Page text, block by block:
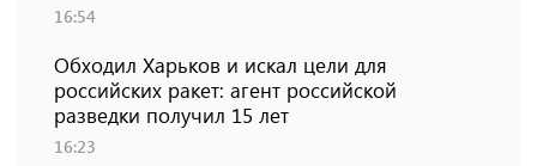
16:54
Обходил Харьков и искал цели для
российских ракет: агент российской
разведки получил 15 лет
16:23